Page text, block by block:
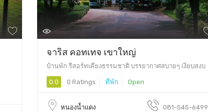
จาริส คอทเทจ เขาใหญ่
บ้านพัก รีสอร์ทเคียงธรรมชาติ บรรยากาศสบายๆ เงียบสงบ
0.0 0 Ratings ที่พัก Open
หนองน้ำแดง 081-545-6499